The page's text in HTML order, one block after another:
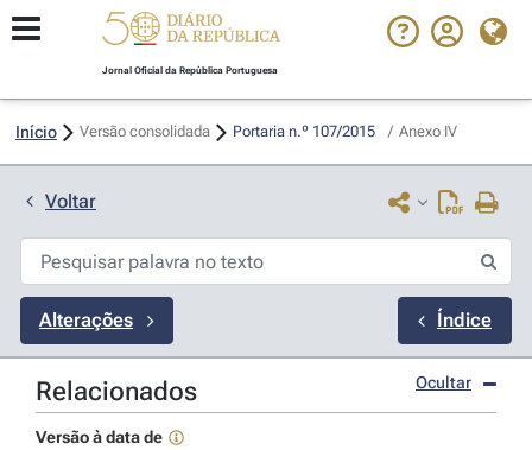
Jornal Oficial da República Portuguesa
Início Versão consolidada Portaria n.º 107/2015 / Anexo IV
Voltar
Alterações Índice
Relacionados Ocultar
Versão à data de